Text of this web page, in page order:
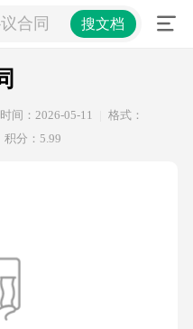
合同 搜文档
时间：2026-05-11
格式：
积分：5.99